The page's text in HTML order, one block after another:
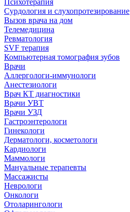
Психотерапия
Сурдология и слухопротезирование
Вызов врача на дом
Телемедицина
Ревматология
SVF терапия
Компьютерная томография зубов
Врачи
Аллергологи-иммунологи
Анестезиологи
Врач КТ диагностики
Врачи УВТ
Врачи УЗД
Гастроэнтерологи
Гинекологи
Дерматологи, косметологи
Кардиологи
Маммологи
Мануальные терапевты
Массажисты
Неврологи
Онкологи
Отоларингологи